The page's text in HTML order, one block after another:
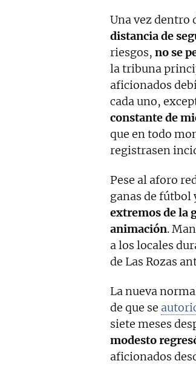
Una vez dentro
distancia de
riesgos, no se
la tribuna
aficionados
cada uno,
constante de
que en todo
registrasen
Pese al aforo
ganas de fútbol
extremos de la
animación.
a los locales
de Las Rozas
La nueva
de que se
siete meses
modesto
aficionados